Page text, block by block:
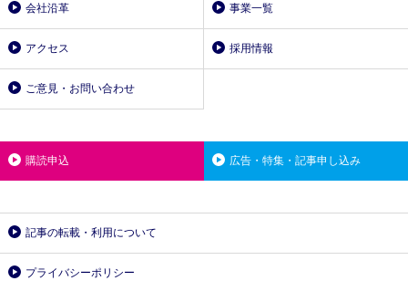
会社沿革 事業一覧
アクセス 採用情報
ご意見・お問い合わせ
購読申込 広告・特集・記事申し込み
記事の転載・利用について
プライバシーポリシー